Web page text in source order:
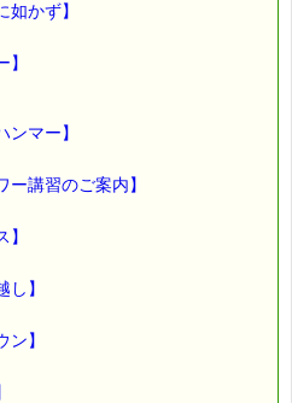
伝い（こころ・サポート特別
kokoro-support.asp
＠千葉るみこ 編集後記
、
かず】
マー】
講習のご案内】
】
】